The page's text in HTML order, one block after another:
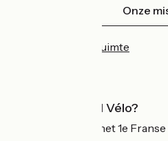
Onze
Professionele ruimte
Wat is Accueil Vélo?
Accueil Vélo is het 1e